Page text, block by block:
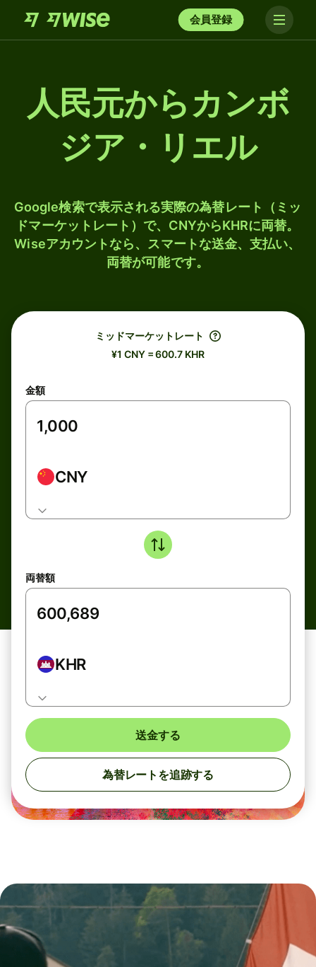
会員登録
人民元からカンボ
ジア・リエル
Google検索で表示される実際の為替レート（ミッ
ドマーケットレート）で、CNYからKHRに両替。
Wiseアカウントなら、スマートな送金、支払い、
両替が可能です。
ミッドマーケットレート
¥1 CNY = 600.7 KHR
金額
CNY
両替額
KHR
送金する
為替レートを追跡する